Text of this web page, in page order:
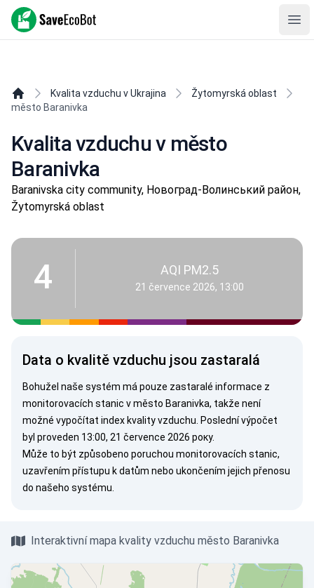
SaveEcoBot
Kvalita vzduchu v Ukrajina
Žytomyrská oblast
město Baranivka
Kvalita vzduchu v město
Baranivka
Baranivska city community, Новоград-Волинський район,
Žytomyrská oblast
4 AQI PM2.5
21 července 2026, 13:00
Data o kvalitě vzduchu jsou zastaralá
Bohužel naše systém má pouze zastaralé informace z
monitorovacích stanic v město Baranivka, takže není
možné vypočítat index kvality vzduchu. Poslední výpočet
byl proveden 13:00, 21 července 2026 року.
Může to být způsobeno poruchou monitorovacích stanic,
uzavřením přístupu k datům nebo ukončením jejich přenosu
do našeho systému.
Interaktivní mapa kvality vzduchu město Baranivka